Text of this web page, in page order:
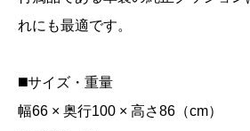
れにも最適です。
◼️サイズ・重量
幅66 × 奥行100 × 高さ86（cm）